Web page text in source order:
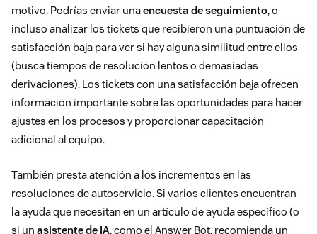
motivo. Podrías enviar unaencuesta de seguimiento, o
incluso analizar los tickets que recibieron una puntuación de
satisfacción baja para ver si hay alguna similitud entre ellos
(busca tiempos de resolución lentos o demasiadas
derivaciones). Los tickets con una satisfacción baja ofrecen
información importante sobre las oportunidades para hacer
ajustes en los procesos y proporcionar capacitación
adicional al equipo.
También presta atención a los incrementos en las
resoluciones de autoservicio. Si varios clientes encuentran
la ayuda que necesitan en un artículo de ayuda específico (o
si un asistente de IA, como el Answer Bot, recomienda un